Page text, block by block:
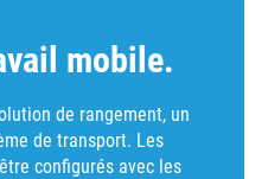
mobile.
de rangement, un
de transport. Les
configurés avec les